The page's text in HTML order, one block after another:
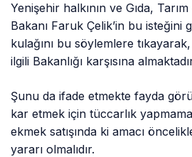
Yenişehir halkının ve Gıda,
Bakanı Faruk Çelik’in bu isteğini
kulağını bu söylemlere
ilgili Bakanlığı karşısına
Şunu da ifade etmekte fayda
kar etmek için tüccarlık
ekmek satışında ki amacı
yararı olmalıdır.